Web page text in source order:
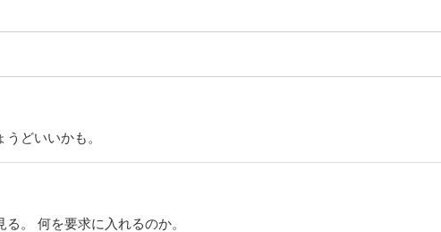
どいいかも。
。 何を要求に入れるのか。